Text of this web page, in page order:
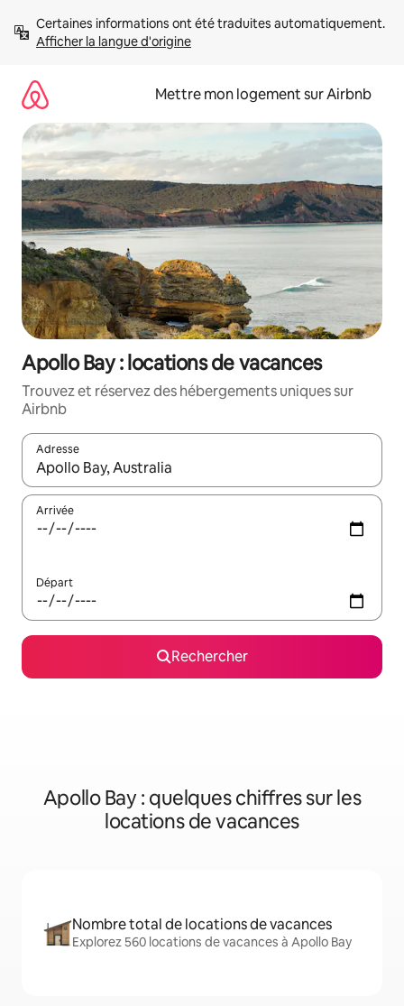
directement
Afficher la langue d'origine
Mettre mon logement sur Airbnb
Apollo Bay : locations de vacances
Trouvez et réservez des hébergements uniques sur
Airbnb
Adresse
Lorsque les résultats s'affichent, utilisez les flèches vers le
Arrivée
Départ
Rechercher
Apollo Bay : quelques chiffres sur les
locations de vacances
Nombre total de locations de vacances
Explorez 560 locations de vacances à Apollo Bay